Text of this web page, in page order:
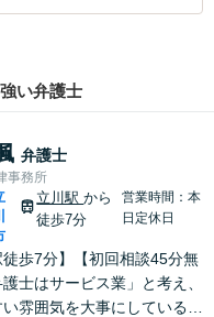
い弁護士
弁護士
事務所
立川駅から
徒歩7分
営業時間：本
日定休日
徒歩7分】【初回相談45分無
士はサービス業」と考え、
雰囲気を大事にしている事